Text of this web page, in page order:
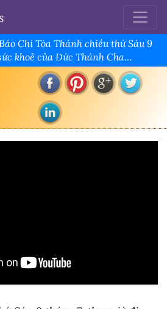
Chí Tòa Thánh chiều thứ Sáu 9
khoẻ của Đức Thánh Cha